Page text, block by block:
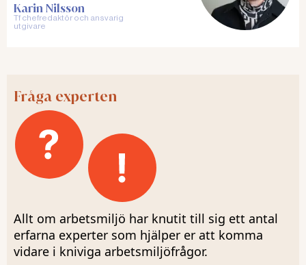
Karin Nilsson
Tf chefredaktör och ansvarig
utgivare
Fråga experten
Allt om arbetsmiljö har knutit till sig ett antal
erfarna experter som hjälper er att komma
vidare i kniviga arbetsmiljöfrågor.